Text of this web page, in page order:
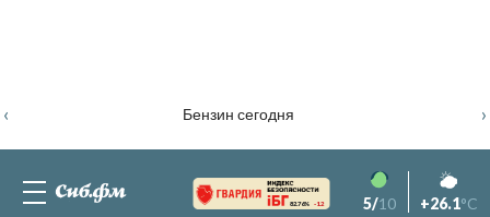
Бензин сегодня
‹ ›
82.76% -1.2 5/10 +26.1°C